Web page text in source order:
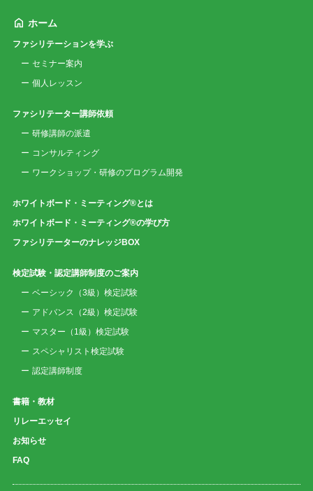
ホーム
ファシリテーションを学ぶ
セミナー案内
個人レッスン
ファシリテーター講師依頼
研修講師の派遣
コンサルティング
ワークショップ・研修のプログラム開発
ホワイトボード・ミーティング®とは
ホワイトボード・ミーティング®の学び方
ファシリテーターのナレッジBOX
検定試験・認定講師制度のご案内
ベーシック（3級）検定試験
アドバンス（2級）検定試験
マスター（1級）検定試験
スペシャリスト検定試験
認定講師制度
書籍・教材
リレーエッセイ
お知らせ
FAQ